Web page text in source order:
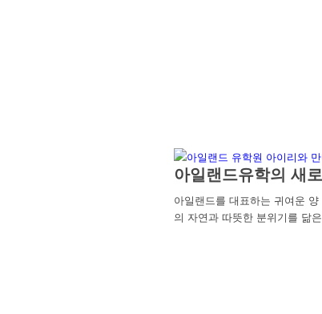
아일랜드유학의 새
아일랜드를 대표하는 귀여운
의 자연과 따뜻한 분위기를 닮